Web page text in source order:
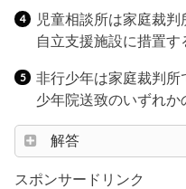
児童相談所は家庭裁
自立支援施設に措置す
非行少年は家庭裁判
少年院送致のいずれか
解答
スポンサードリンク